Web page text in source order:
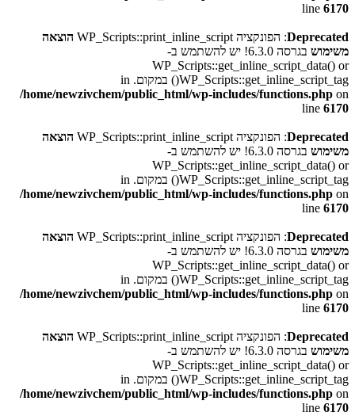
line 6170
Deprecated: הפונקציה WP_Scripts::print_inline_script
הוצאה
משימוש
בגרסה 6.3.0! יש להשתמש ב-
WP_Scripts::get_inline_script_data() or
WP_Scripts::get_inline_script_tag() במקום. in
/home/newzivchem/public_html/wp-includes/functions.php on
line 6170
Deprecated: הפונקציה WP_Scripts::print_inline_script
הוצאה
משימוש
בגרסה 6.3.0! יש להשתמש ב-
WP_Scripts::get_inline_script_data() or
WP_Scripts::get_inline_script_tag() במקום. in
/home/newzivchem/public_html/wp-includes/functions.php on
line 6170
Deprecated: הפונקציה WP_Scripts::print_inline_script
הוצאה
משימוש
בגרסה 6.3.0! יש להשתמש ב-
WP_Scripts::get_inline_script_data() or
WP_Scripts::get_inline_script_tag() במקום. in
/home/newzivchem/public_html/wp-includes/functions.php on
line 6170
Deprecated: הפונקציה WP_Scripts::print_inline_script
הוצאה
משימוש
בגרסה 6.3.0! יש להשתמש ב-
WP_Scripts::get_inline_script_data() or
WP_Scripts::get_inline_script_tag() במקום. in
/home/newzivchem/public_html/wp-includes/functions.php on
line 6170